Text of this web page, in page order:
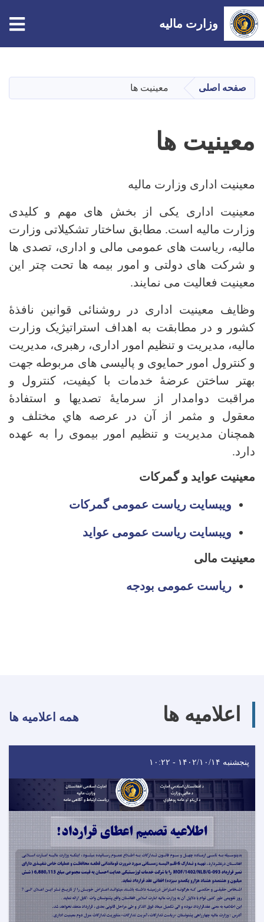
main
content
وزارت مالیه
صفحه اصلی معینیت ها
معینیت ها
معینیت اداری وزارت مالیه
معینیت اداری یکی از بخش های مهم و کلیدی
وزارت مالیه است. مطابق ساختار تشکیلاتی وزارت
مالیه، ریاست های عمومی مالی و اداری، تصدی ها
و شرکت های دولتی و امور بیمه ها تحت چتر این
معینیت فعالیت می نمایند.
وظایف معینیت اداری در روشنائی قوانین نافذۀ
کشور و در مطابقت به اهداف استراتیژیک وزارت
مالیه، مدیریت و تنظیم امور اداری، رهبری، مدیریت
و کنترول امور حمایوی و پالیسی های مربوطه جهت
بهتر ساختن عرضۀ خدمات با کیفیت، کنترول و
مراقبت دوامدار از سرمايۀ تصديها و استفادۀ
معقول و مثمر از آن در عرصه هاي مختلف و
همچنان مدیریت و تنظیم امور بیموی را به عهده
دارد.
معینیت عواید و گمرکات
ویبسایت ریاست عمومی گمرکات
ویبسایت ریاست عمومی عواید
معینیت مالی
ریاست عمومی بودجه
اعلامیه ها همه اعلامیه ها
پنجشنبه ۱۴۰۲/۱۰/۱۴ - ۱۰:۲۲